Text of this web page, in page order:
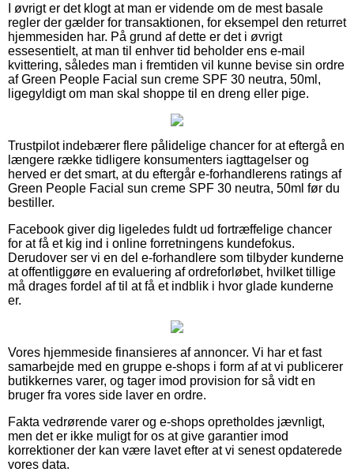
I øvrigt er det klogt at man er vidende om de mest basale
regler der gælder for transaktionen, for eksempel den returret
hjemmesiden har. På grund af dette er det i øvrigt
essesentielt, at man til enhver tid beholder ens e-mail
kvittering, således man i fremtiden vil kunne bevise sin ordre
af Green People Facial sun creme SPF 30 neutra, 50ml,
ligegyldigt om man skal shoppe til en dreng eller pige.
Trustpilot indebærer flere pålidelige chancer for at eftergå en
længere række tidligere konsumenters iagttagelser og
herved er det smart, at du eftergår e-forhandlerens ratings af
Green People Facial sun creme SPF 30 neutra, 50ml før du
bestiller.
Facebook giver dig ligeledes fuldt ud fortræffelige chancer
for at få et kig ind i online forretningens kundefokus.
Derudover ser vi en del e-forhandlere som tilbyder kunderne
at offentliggøre en evaluering af ordreforløbet, hvilket tillige
må drages fordel af til at få et indblik i hvor glade kunderne
er.
Vores hjemmeside finansieres af annoncer. Vi har et fast
samarbejde med en gruppe e-shops i form af at vi publicerer
butikkernes varer, og tager imod provision for så vidt en
bruger fra vores side laver en ordre.
Fakta vedrørende varer og e-shops opretholdes jævnligt,
men det er ikke muligt for os at give garantier imod
korrektioner der kan være lavet efter at vi senest opdaterede
vores data.